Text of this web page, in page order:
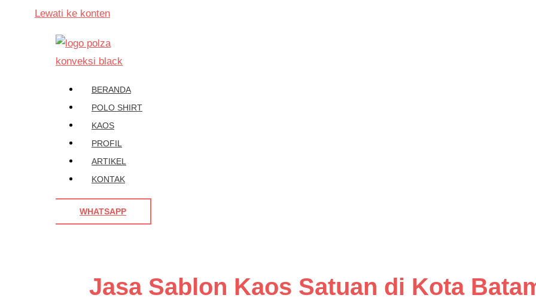
Lewati ke konten
BERANDA
POLO SHIRT
KAOS
PROFIL
ARTIKEL
KONTAK
WHATSAPP
Jasa Sablon Kaos Satuan di Kota